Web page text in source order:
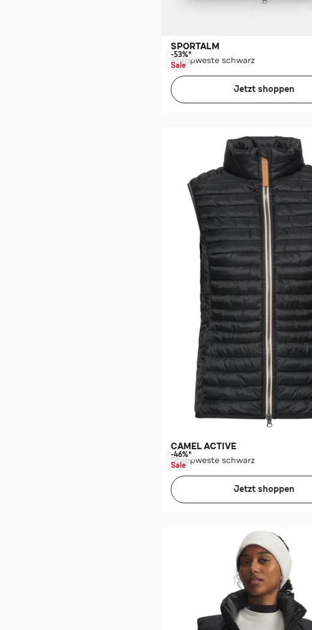
SPORTALM
Steppweste schwarz
-53%*
Sale
Jetzt shoppen
CAMEL ACTIVE
Steppweste schwarz
-46%*
Sale
Jetzt shoppen